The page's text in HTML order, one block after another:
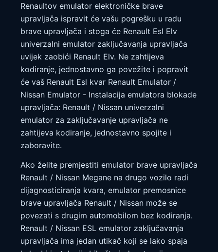
Renaultov emulator elektroničke brave
upravljača ispravit će vašu pogrešku u radu
brave upravljača i stoga će Renault Esl Elv
univerzalni emulator zaključavanja upravljača
uvijek zaobići Renault Elv. Ne zahtijeva
kodiranje, jednostavno ga povežite i popravit
će vaš Renault Esl kvar Renault Emulator /
Nissan Emulator - Instalacija emulatora blokade
upravljača: Renault / Nissan univerzalni
emulator za zaključavanje upravljača ne
zahtijeva kodiranje, jednostavno spojite i
zaboravite.
Ako želite premjestiti emulator brave upravljača
Renault / Nissan Megane na drugo vozilo radi
dijagnosticiranja kvara, emulator premosnice
brave upravljača Renault / Nissan može se
povezati s drugim automobilom bez kodiranja.
Renault / Nissan ESL emulator zaključavanja
upravljača ima jedan utikač koji se lako spaja